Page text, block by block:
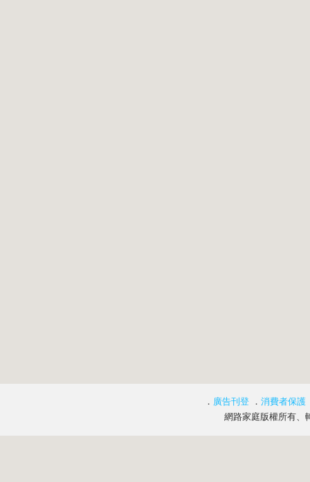
． 廣告刊登 ． 消費者保護
網路家庭版權所有、